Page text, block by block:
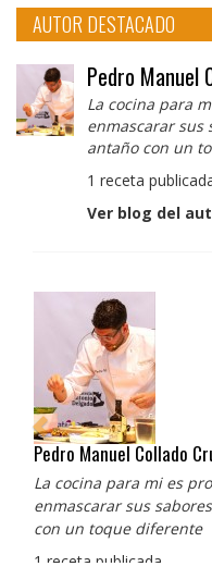
AUTOR DESTACADO
Pedro Manuel
La cocina para
enmascarar sus
antaño con un
1 receta
Ver blog del
Pedro Manuel Collado
La cocina para mi es
enmascarar sus
con un toque diferente
1 receta publicada